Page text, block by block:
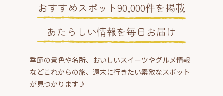
おすすめスポット90,000件を掲載
あたらしい情報を毎日お届け
季節の景色や名所、おいしいスイーツやグルメ情報
などこれからの旅、週末に行きたい素敵なスポット
が見つかります♪